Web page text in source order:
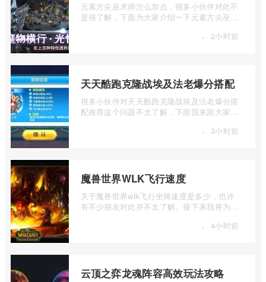
元素方尖巫术师怎么加点，很多小伙伴对此不
是很了解，下面为大家介绍一下元素方尖巫术
· 2小时前
天天酷跑克隆战埃及法老爆分搭配
很多小伙伴对天天酷跑克隆战埃及法老爆分搭
配推荐这个问题不太了解，下面我来跟大家介
· 3小时前
魔兽世界WLK飞行速度
关于魔兽世界wlk飞行坐骑速度是多少，也许
有不少朋友对此并不太了解。接下来我将为大
· 4小时前
云顶之弈龙魂阵容高效玩法攻略